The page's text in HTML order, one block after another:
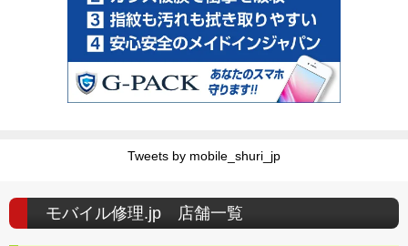
Tweets by mobile_shuri_jp
モバイル修理.jp 店舗一覧